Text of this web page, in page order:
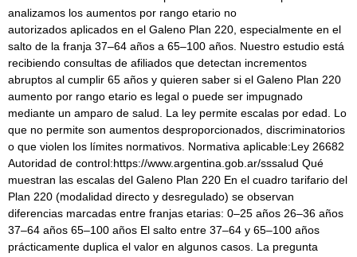
analizamos los aumentos por rango etario no
autorizados aplicados en el Galeno Plan 220, especialmente en el
salto de la franja 37–64 años a 65–100 años. Nuestro estudio está
recibiendo consultas de afiliados que detectan incrementos
abruptos al cumplir 65 años y quieren saber si el Galeno Plan 220
aumento por rango etario es legal o puede ser impugnado
mediante un amparo de salud. La ley permite escalas por edad. Lo
que no permite son aumentos desproporcionados, discriminatorios
o que violen los límites normativos. Normativa aplicable:Ley 26682
Autoridad de control:https://www.argentina.gob.ar/sssalud Qué
muestran las escalas del Galeno Plan 220 En el cuadro tarifario del
Plan 220 (modalidad directo y desregulado) se observan
diferencias marcadas entre franjas etarias: 0–25 años 26–36 años
37–64 años 65–100 años El salto entre 37–64 y 65–100 años
prácticamente duplica el valor en algunos casos. La pregunta